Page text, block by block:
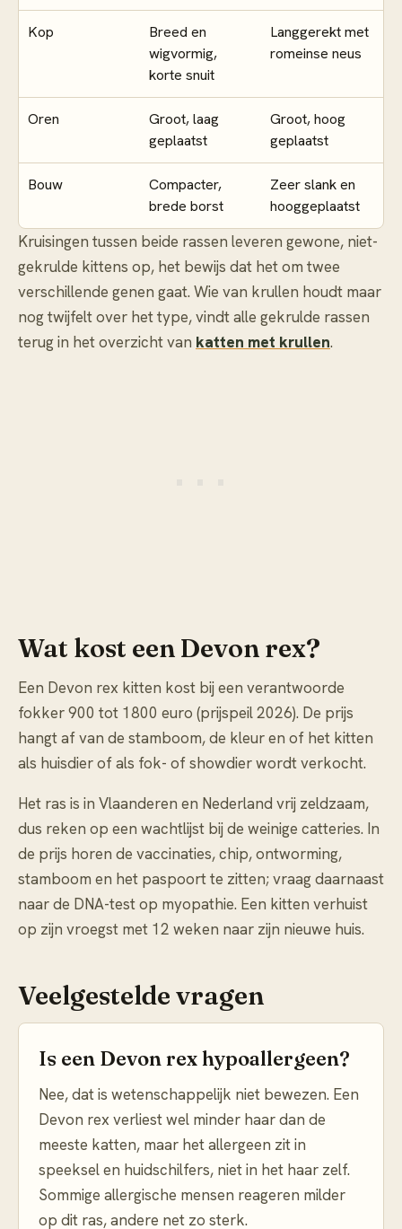
Kop
Breed en
wigvormig,
korte snuit
Langgerekt met
romeinse neus
Oren
Groot, laag
geplaatst
Groot, hoog
geplaatst
Bouw
Compacter,
brede borst
Zeer slank en
hooggeplaatst
Kruisingen tussen beide rassen leveren gewone, niet-
gekrulde kittens op, het bewijs dat het om twee
verschillende genen gaat. Wie van krullen houdt maar
nog twijfelt over het type, vindt alle gekrulde rassen
terug in het overzicht van katten met krullen.
Wat kost een Devon rex?
Een Devon rex kitten kost bij een verantwoorde
fokker 900 tot 1800 euro (prijspeil 2026). De prijs
hangt af van de stamboom, de kleur en of het kitten
als huisdier of als fok- of showdier wordt verkocht.
Het ras is in Vlaanderen en Nederland vrij zeldzaam,
dus reken op een wachtlijst bij de weinige catteries. In
de prijs horen de vaccinaties, chip, ontworming,
stamboom en het paspoort te zitten; vraag daarnaast
naar de DNA-test op myopathie. Een kitten verhuist
op zijn vroegst met 12 weken naar zijn nieuwe huis.
Veelgestelde vragen
Is een Devon rex hypoallergeen?
Nee, dat is wetenschappelijk niet bewezen. Een
Devon rex verliest wel minder haar dan de
meeste katten, maar het allergeen zit in
speeksel en huidschilfers, niet in het haar zelf.
Sommige allergische mensen reageren milder
op dit ras, andere net zo sterk.